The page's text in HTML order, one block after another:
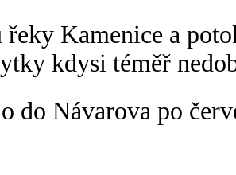
řeky Kamenice a
kdysi téměř
do Návarova po